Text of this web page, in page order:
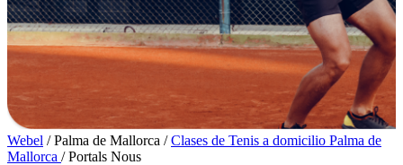
Webel / Palma de Mallorca / Clases de Tenis a domicilio Palma de
Mallorca / Portals Nous